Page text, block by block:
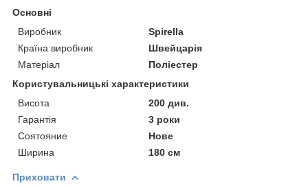
Основні
Виробник
Spirella
Країна виробник
Швейцарія
Матеріал
Поліестер
Користувальницькі характеристики
Висота
200 див.
Гарантія
3 роки
Соятояние
Нове
Ширина
180 см
Приховати